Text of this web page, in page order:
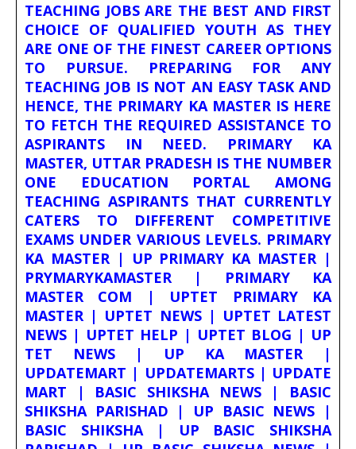
TEACHING JOBS ARE THE BEST AND FIRST
CHOICE OF QUALIFIED YOUTH AS THEY
ARE ONE OF THE FINEST CAREER OPTIONS
TO PURSUE. PREPARING FOR ANY
TEACHING JOB IS NOT AN EASY TASK AND
HENCE, THE PRIMARY KA MASTER IS HERE
TO FETCH THE REQUIRED ASSISTANCE TO
ASPIRANTS IN NEED. PRIMARY KA
MASTER, UTTAR PRADESH IS THE NUMBER
ONE EDUCATION PORTAL AMONG
TEACHING ASPIRANTS THAT CURRENTLY
CATERS TO DIFFERENT COMPETITIVE
EXAMS UNDER VARIOUS LEVELS. PRIMARY
KA MASTER | UP PRIMARY KA MASTER |
PRYMARYKAMASTER | PRIMARY KA
MASTER COM | UPTET PRIMARY KA
MASTER | UPTET NEWS | UPTET LATEST
NEWS | UPTET HELP | UPTET BLOG | UP
TET NEWS | UP KA MASTER |
UPDATEMART | UPDATEMARTS | UPDATE
MART | BASIC SHIKSHA NEWS | BASIC
SHIKSHA PARISHAD | UP BASIC NEWS |
BASIC SHIKSHA | UP BASIC SHIKSHA